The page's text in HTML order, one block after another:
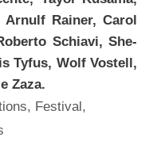
Arnulf Rainer, Carol
Schiavi, She-
Tyfus, Wolf Vostell,
Zaza.
, Festival ,